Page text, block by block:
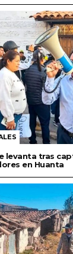
levanta tras
en Huanta